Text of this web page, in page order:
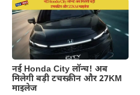
नई Honda City लॉन्च! अब
मिलेगी बड़ी टचस्क्रीन और 27KM
माइलेज